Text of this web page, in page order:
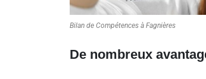
Bilan de Compétences à Fagnières
De nombreux